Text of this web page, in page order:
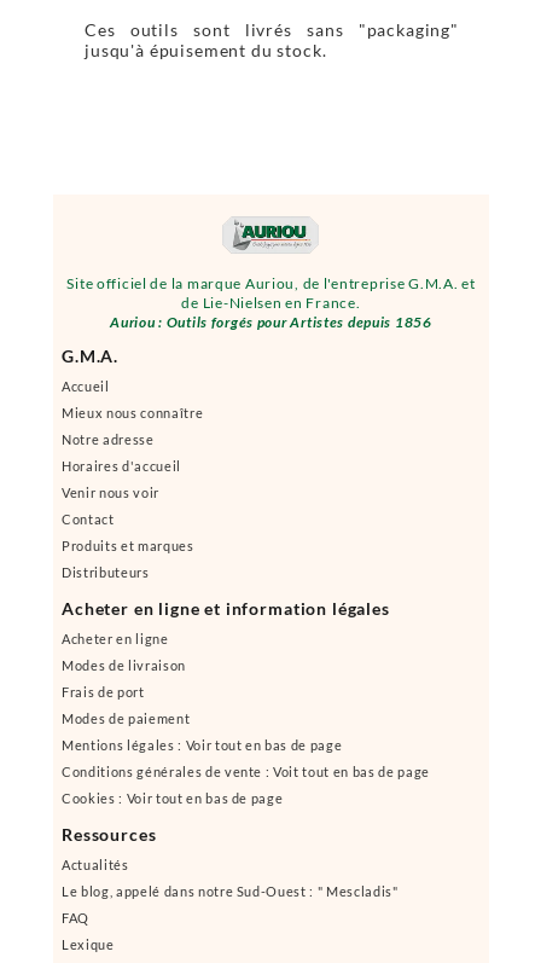
Site officiel de la marque Auriou, de l'entreprise G.M.A. et
de Lie-Nielsen en France.
Auriou : Outils forgés pour Artistes depuis 1856
G.M.A.
Accueil
Mieux nous connaître
Notre adresse
Horaires d'accueil
Venir nous voir
Contact
Produits et marques
Distributeurs
Acheter en ligne et information légales
Acheter en ligne
Modes de livraison
Frais de port
Modes de paiement
Mentions légales : Voir tout en bas de page
Conditions générales de vente : Voit tout en bas de page
Cookies : Voir tout en bas de page
Ressources
Actualités
Le blog, appelé dans notre Sud-Ouest : " Mescladis"
FAQ
Lexique
Ces outils sont livrés sans "packaging"
jusqu'à épuisement du stock.